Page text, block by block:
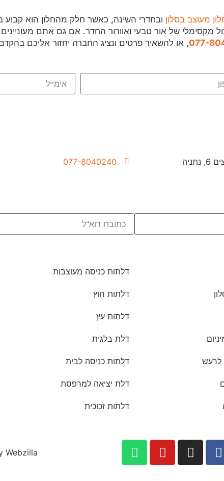
מעוצב בסלון ובחדרי השינה, כאשר חלק מהחלון הוא קבוע
מקסימלי של אור טבעי ואוורור החדר. אם גם אתם
077-, או להשאיר פרטים ונציג החברה יחזור אליכם
077-8040240
לרעש
דלתות כניסה מעוצבות
דלתות חוץ
דלתות עץ
דלת בלגית
דלתות כניסה לבית
דלת יציאה למרפסת
דלתות זכוכית
Webzilla